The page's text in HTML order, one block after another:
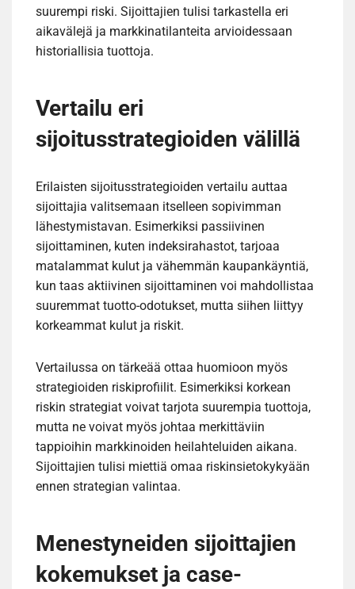
suurempi riski. Sijoittajien tulisi tarkastella eri
aikavälejä ja markkinatilanteita arvioidessaan
historiallisia tuottoja.
Vertailu eri
sijoitusstrategioiden välillä
Erilaisten sijoitusstrategioiden vertailu auttaa
sijoittajia valitsemaan itselleen sopivimman
lähestymistavan. Esimerkiksi passiivinen
sijoittaminen, kuten indeksirahastot, tarjoaa
matalammat kulut ja vähemmän kaupankäyntiä,
kun taas aktiivinen sijoittaminen voi mahdollistaa
suuremmat tuotto-odotukset, mutta siihen liittyy
korkeammat kulut ja riskit.
Vertailussa on tärkeää ottaa huomioon myös
strategioiden riskiprofiilit. Esimerkiksi korkean
riskin strategiat voivat tarjota suurempia tuottoja,
mutta ne voivat myös johtaa merkittäviin
tappioihin markkinoiden heilahteluiden aikana.
Sijoittajien tulisi miettiä omaa riskinsietokykyään
ennen strategian valintaa.
Menestyneiden sijoittajien
kokemukset ja case-